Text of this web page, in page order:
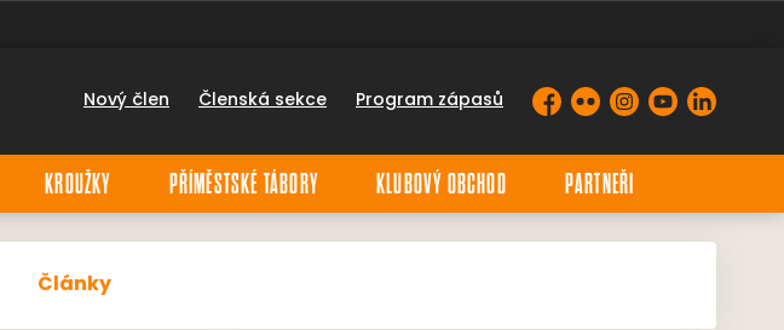
Nový člen Členská sekce Program zápasů Facebook
FlickrInstagram
YouTubeLinkedIn
KROUŽKY PŘÍMĚSTSKÉ TÁBORY KLUBOVÝ OBCHOD PARTNEŘI
Články